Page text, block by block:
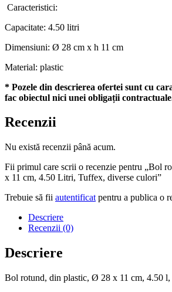
Caracteristici:
Capacitate: 4.50 litri
Dimensiuni: Ø 28 cm x h 11 cm
Material: plastic
* Pozele din descrierea ofertei sunt cu
fac obiectul nici unei obligații
Recenzii
Nu există recenzii până acum.
Fii primul care scrii o recenzie pentru „Bol
x 11 cm, 4.50 Litri, Tuffex, diverse culori”
Trebuie să fii autentificat pentru a publica o
Descriere
Recenzii (0)
Descriere
Bol rotund, din plastic, Ø 28 x 11 cm, 4.50